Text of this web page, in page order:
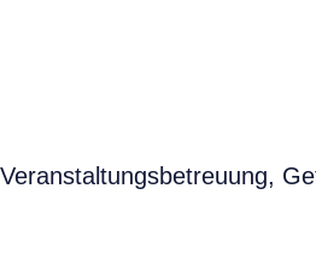
Veranstaltungsbetreuung,